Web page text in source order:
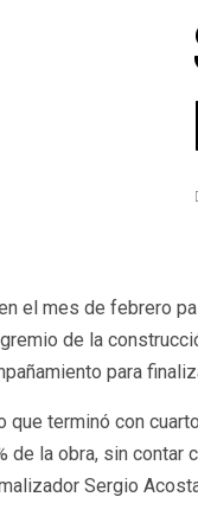
el mes de febrero
de la
para
terminó con
la obra, sin
Sergio